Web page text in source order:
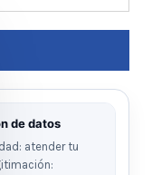
de datos
atender tu